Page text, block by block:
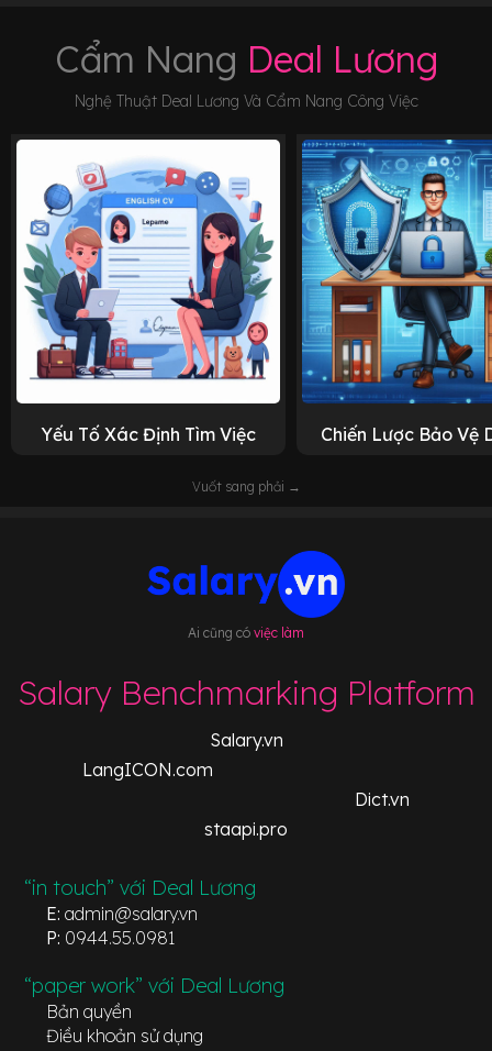
Cẩm Nang Deal Lương
Nghệ Thuật Deal Lương Và Cẩm Nang Công Việc
Yếu Tố Xác Định Tìm Việc Chiến Lược Bảo Vệ
Vuốt sang phải →
Ai cũng có việc làm
Salary Benchmarking Platform
Salary.vn
LangICON.com
Dict.vn
staapi.pro
“in touch” với Deal Lương
E: admin@salary.vn
P: 0944.55.0981
“paper work” với Deal Lương
Bản quyền
Điều khoản sử dụng